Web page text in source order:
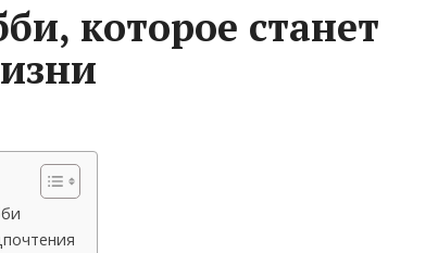
которое станет